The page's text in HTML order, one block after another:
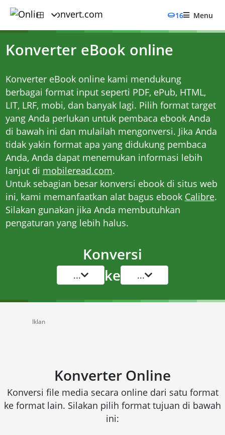
16 Menu
Konverter eBook online
Konverter eBook online kami mendukung
berbagai format input seperti PDF, ePub, HTML,
LIT, LRF, mobi, dan banyak lagi. Pilih format target
yang Anda perlukan untuk pembaca ebook Anda
di bawah ini dan mulailah mengonversi. Jika Anda
tidak yakin format apa yang didukung pembaca
Anda, Anda dapat menemukan informasi lebih
lanjut di mobileread.com.
Untuk sebagian besar konversi ebook di situs web
ini, kami memanfaatkan alat bagus ebook Calibre.
Silakan gunakan jika Anda membutuhkan
pengaturan yang lebih halus.
Konversi
... ke ...
Iklan
Konverter Online
Konversi file media secara online dari satu format
ke format lain. Silakan pilih format tujuan di bawah
ini: